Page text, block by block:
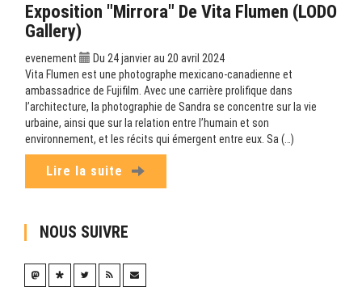
Exposition "Mirrora" De Vita Flumen (LODO
Gallery)
evenement
Du 24 janvier au 20 avril 2024
Vita Flumen est une photographe mexicano-canadienne et
ambassadrice de Fujifilm. Avec une carrière prolifique dans
l’architecture, la photographie de Sandra se concentre sur la vie
urbaine, ainsi que sur la relation entre l’humain et son
environnement, et les récits qui émergent entre eux. Sa (…)
Lire la suite
NOUS SUIVRE